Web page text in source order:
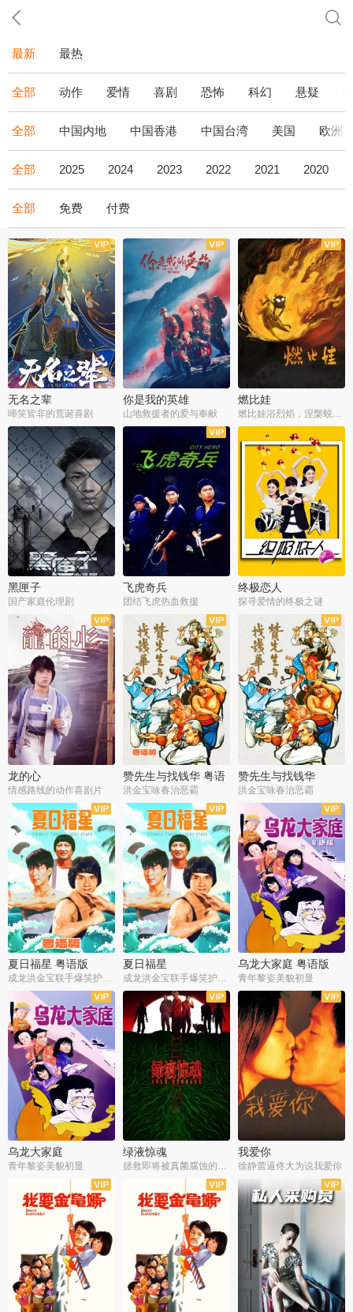
最新 最热
全部 动作 爱情 喜剧 恐怖 科幻 悬疑
全部 中国内地 中国香港 中国台湾 美国 欧洲
全部 2025 2024 2023 2022 2021 2020
全部 免费 付费
无名之辈
啼笑皆非的荒诞喜剧
你是我的英雄
山地救援者的爱与奉献
燃比娃
燃比娃浴烈焰，涅槃蜕变成人
黑匣子
国产家庭伦理剧
飞虎奇兵
团结飞虎热血救援
终极恋人
探寻爱情的终极之谜
龙的心
情感路线的动作喜剧片
赞先生与找钱华 粤语
版
洪金宝咏春治恶霸
赞先生与找钱华
洪金宝咏春治恶霸
夏日福星 粤语版
成龙洪金宝联手爆笑护美女
夏日福星
成龙洪金宝联手爆笑护美女
乌龙大家庭 粤语版
青年黎姿美貌初显
乌龙大家庭
青年黎姿美貌初显
绿液惊魂
拯救即将被真菌腐蚀的世界
我爱你
徐静蕾逼佟大为说我爱你